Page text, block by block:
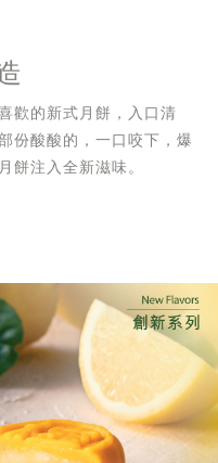
歡的新式月餅，入口清
份酸酸的，一口咬下，爆
餅注入全新滋味。